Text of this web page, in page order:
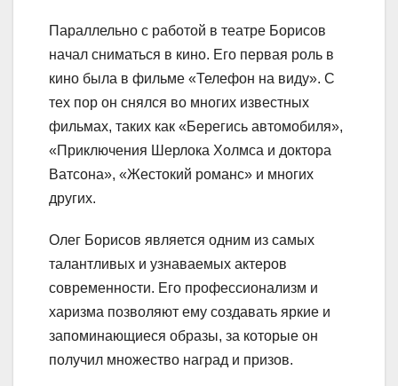
Параллельно с работой в театре Борисов
начал сниматься в кино. Его первая роль в
кино была в фильме «Телефон на виду». С
тех пор он снялся во многих известных
фильмах, таких как «Берегись автомобиля»,
«Приключения Шерлока Холмса и доктора
Ватсона», «Жестокий романс» и многих
других.
Олег Борисов является одним из самых
талантливых и узнаваемых актеров
современности. Его профессионализм и
харизма позволяют ему создавать яркие и
запоминающиеся образы, за которые он
получил множество наград и призов.